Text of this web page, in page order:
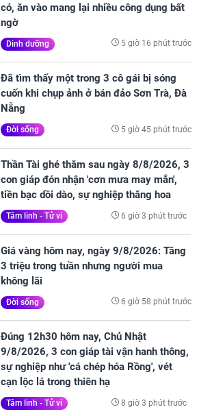
có, ăn vào mang lại nhiều công dụng bất
ngờ
Dinh dưỡng 5 giờ 16 phút trước
Đã tìm thấy một trong 3 cô gái bị sóng
cuốn khi chụp ảnh ở bán đảo Sơn Trà, Đà
Nẵng
Đời sống 5 giờ 45 phút trước
Thần Tài ghé thăm sau ngày 8/8/2026, 3
con giáp đón nhận 'cơn mưa may mắn',
tiền bạc dồi dào, sự nghiệp thăng hoa
Tâm linh - Tử vi 6 giờ 3 phút trước
Giá vàng hôm nay, ngày 9/8/2026: Tăng
3 triệu trong tuần nhưng người mua
không lãi
Đời sống 6 giờ 58 phút trước
Đúng 12h30 hôm nay, Chủ Nhật
9/8/2026, 3 con giáp tài vận hanh thông,
sự nghiệp như 'cá chép hóa Rồng', vét
cạn lộc lá trong thiên hạ
Tâm linh - Tử vi 8 giờ 3 phút trước